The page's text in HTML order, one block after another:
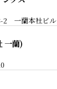
2 一蘭本社ビル
一蘭)